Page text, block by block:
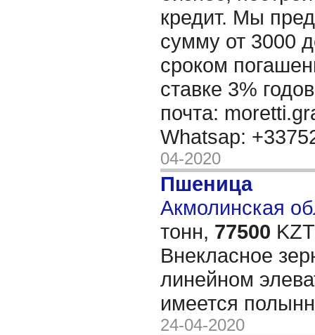
кредит. Мы
сумму от 3000
сроком
ставке 3%
почта:
Whatsap:
04-2020
Пшеница
Акмолинская
тонн, 77500
Внекласное
линейном
имеется
24-04-2020